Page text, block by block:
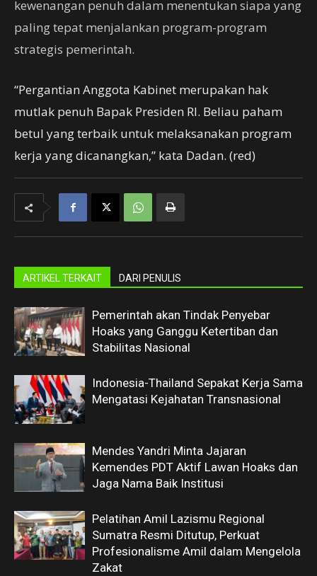
kewenangan penuh dalam menentukan siapa yang
paling tepat menjalankan program-program
strategis pemerintah.
“Pergantian Anggota Kabinet merupakan hak
mutlak penuh Bapak Presiden RI. Beliau paham
betul yang terbaik untuk melaksanakan program
kerja yang dicanangkan,” kata Dadan. (red)
ARTIKEL TERKAIT DARI PENULIS
Pemerintah akan Tindak Penyebar
Hoaks yang Ganggu Ketertiban dan
Stabilitas Nasional
Indonesia-Thailand Sepakat Kerja Sama
Mengatasi Kejahatan Transnasional
Mendes Yandri Minta Jajaran
Kemendes PDT Aktif Lawan Hoaks dan
Jaga Nama Baik Institusi
Pelatihan Amil Lazismu Regional
Sumatra Resmi Ditutup, Perkuat
Profesionalisme Amil dalam Mengelola
Zakat